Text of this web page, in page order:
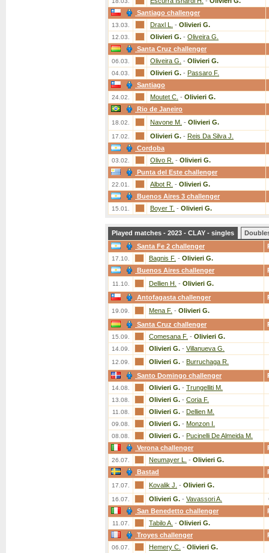
Santiago challenger
13.03. Draxl L. - Olivieri G.
12.03. Olivieri G. - Oliveira G.
Santa Cruz challenger
06.03. Oliveira G. - Olivieri G.
04.03. Olivieri G. - Passaro F.
Santiago
24.02. Moutet C. - Olivieri G.
Rio de Janeiro
18.02. Navone M. - Olivieri G.
17.02. Olivieri G. - Reis Da Silva J.
Cordoba
03.02. Olivo R. - Olivieri G.
Punta del Este challenger
22.01. Albot R. - Olivieri G.
Buenos Aires 3 challenger
15.01. Boyer T. - Olivieri G.
Played matches - 2023 - CLAY - singles
Santa Fe 2 challenger
17.10. Bagnis F. - Olivieri G.
Buenos Aires challenger
11.10. Dellien H. - Olivieri G.
Antofagasta challenger
19.09. Mena F. - Olivieri G.
Santa Cruz challenger
15.09. Comesana F. - Olivieri G.
14.09. Olivieri G. - Villanueva G.
12.09. Olivieri G. - Burruchaga R.
Santo Domingo challenger
14.08. Olivieri G. - Trungelliti M.
13.08. Olivieri G. - Coria F.
11.08. Olivieri G. - Dellien M.
09.08. Olivieri G. - Monzon I.
08.08. Olivieri G. - Pucinelli De Almeida M.
Verona challenger
26.07. Neumayer L. - Olivieri G.
Bastad
17.07. Kovalik J. - Olivieri G.
16.07. Olivieri G. - Vavassori A.
San Benedetto challenger
11.07. Tabilo A. - Olivieri G.
Troyes challenger
06.07. Hemery C. - Olivieri G.